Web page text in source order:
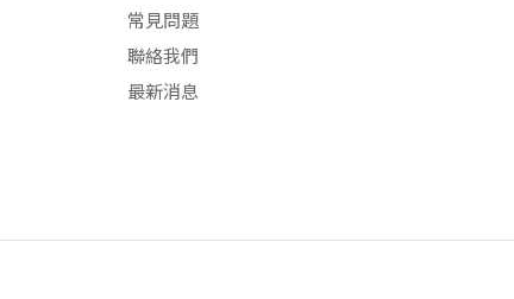
常見問題
聯絡我們
最新消息